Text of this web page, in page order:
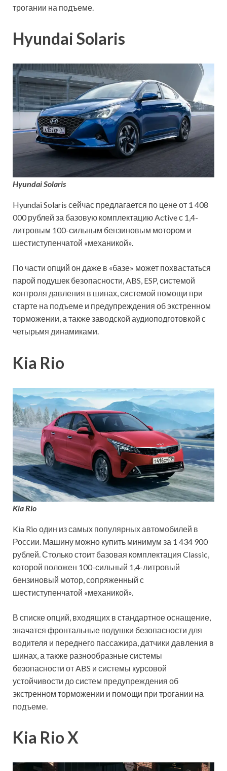
трогании на подъеме.
Hyundai Solaris
Hyundai Solaris
Hyundai Solaris сейчас предлагается по цене от 1 408
000 рублей за базовую комплектацию Active с 1,4-
литровым 100-сильным бензиновым мотором и
шестиступенчатой «механикой».
По части опций он даже в «базе» может похвастаться
парой подушек безопасности, ABS, ESP, системой
контроля давления в шинах, системой помощи при
старте на подъеме и предупреждения об экстренном
торможении, а также заводской аудиоподготовкой с
четырьмя динамиками.
Kia Rio
Kia Rio
Kia Rio один из самых популярных автомобилей в
России. Машину можно купить минимум за 1 434 900
рублей. Столько стоит базовая комплектация Classic,
которой положен 100-сильный 1,4-литровый
бензиновый мотор, сопряженный с
шестиступенчатой «механикой».
В списке опций, входящих в стандартное оснащение,
значатся фронтальные подушки безопасности для
водителя и переднего пассажира, датчики давления в
шинах, а также разнообразные системы
безопасности от ABS и системы курсовой
устойчивости до систем предупреждения об
экстренном торможении и помощи при трогании на
подъеме.
Kia Rio X